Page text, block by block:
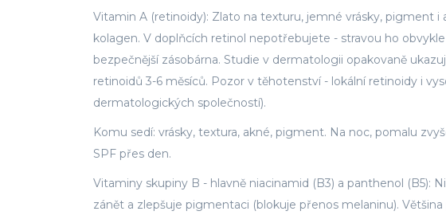
Vitamin A (retinoidy): Zlato na texturu, jemné vrásky, pigment i
kolagen. V doplňcích retinol nepotřebujete - stravou ho
bezpečnější zásobárna. Studie v dermatologii opakovaně
retinoidů 3-6 měsíců. Pozor v těhotenství - lokální retinoidy i
dermatologických společností).
Komu sedí: vrásky, textura, akné, pigment. Na noc, pomalu
SPF přes den.
Vitaminy skupiny B - hlavně niacinamid (B3) a panthenol (B5):
zánět a zlepšuje pigmentaci (blokuje přenos melaninu).